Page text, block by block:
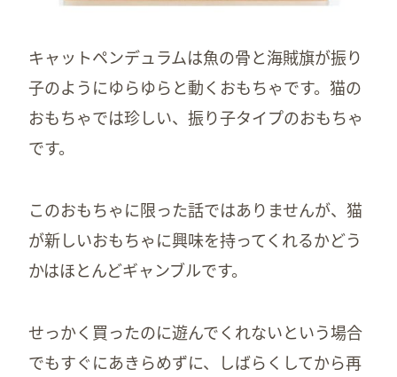
キャットペンデュラムは魚の骨と海賊旗が振り
子のようにゆらゆらと動くおもちゃです。猫の
おもちゃでは珍しい、振り子タイプのおもちゃ
です。
このおもちゃに限った話ではありませんが、猫
が新しいおもちゃに興味を持ってくれるかどう
かはほとんどギャンブルです。
せっかく買ったのに遊んでくれないという場合
でもすぐにあきらめずに、しばらくしてから再